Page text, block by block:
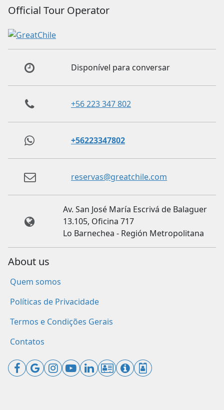
Official Tour Operator
Disponível para conversar
+56 223 347 802
+56223347802
reservas@greatchile.com
Av. San José María Escrivá de Balaguer
13.105, Oficina 717
Lo Barnechea - Región Metropolitana
About us
Quem somos
Políticas de Privacidade
Termos e Condições Gerais
Contatos